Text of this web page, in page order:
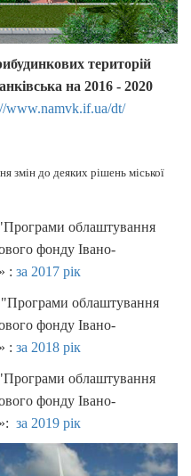
територій
на 2016 - 2020
www.namvk.if.ua/dt/
змін до деяких рішень міської
облаштування
фонду Івано-
: за 2017 рік
облаштування
фонду Івано-
: за 2018 рік
облаштування
фонду Івано-
за 2019 рік